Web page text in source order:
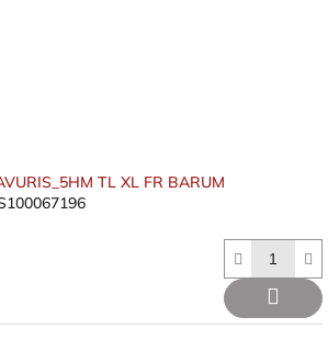
TL XL FR BARUM